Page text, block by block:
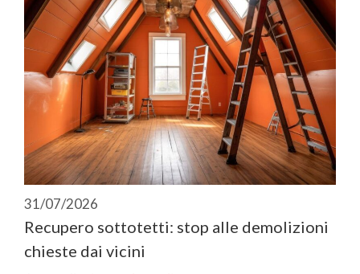
31/07/2026
Recupero sottotetti: stop alle demolizioni
chieste dai vicini